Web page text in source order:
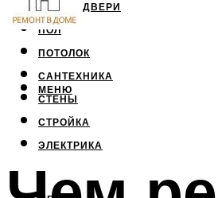
ОКНА И ДВЕРИ
ПОЛ
ПОТОЛОК
САНТЕХНИКА
СТЕНЫ
СТРОЙКА
ЭЛЕКТРИКА
МЕНЮ